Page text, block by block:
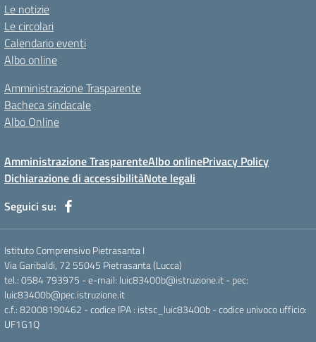
Le notizie
Le circolari
Calendario eventi
Albo online
Amministrazione Trasparente
Bacheca sindacale
Albo Online
Amministrazione TrasparenteAlbo onlinePrivacy Policy
Dichiarazione di accessibilitàNote legali
Seguici su:
Istituto Comprensivo Pietrasanta I
Via Garibaldi, 72 55045 Pietrasanta (Lucca)
tel.: 0584 793975 - e-mail: luic83400b@istruzione.it - pec:
luic83400b@pec.istruzione.it
c.f.: 82008190462 - codice IPA : istsc_luic83400b - codice univoco ufficio:
UF1G1Q